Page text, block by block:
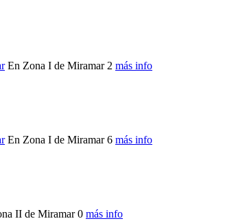
En Zona I de Miramar 2 más info
En Zona I de Miramar 6 más info
II de Miramar 0 más info